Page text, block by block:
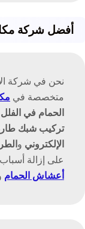
أفضل شركة
نحن في شركة
متخصصة في
الحمام في
تركيب شبك
الإلكتروني و
على إزالة
أعشاش الحمام